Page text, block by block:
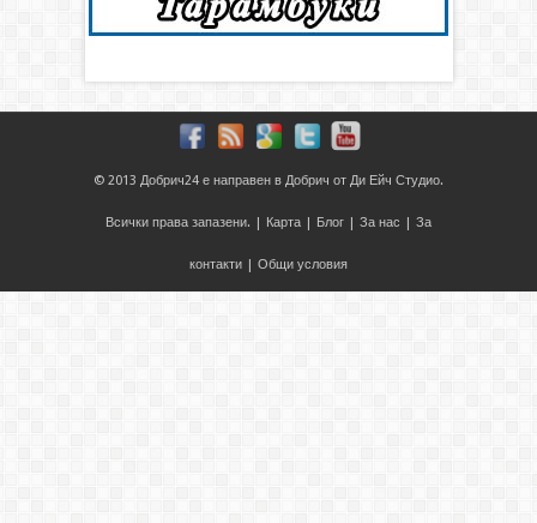
© 2013 Добрич24 е направен в Добрич от Ди Ейч Студио.
Всички права запазени. | Карта | Блог | За нас | За
контакти | Общи условия